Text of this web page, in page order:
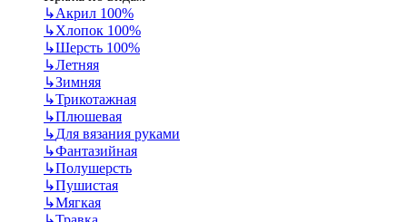
↳Акрил 100%
↳Хлопок 100%
↳Шерсть 100%
↳Летняя
↳Зимняя
↳Трикотажная
↳Плюшевая
↳Для вязания руками
↳Фантазийная
↳Полушерсть
↳Пушистая
↳Мягкая